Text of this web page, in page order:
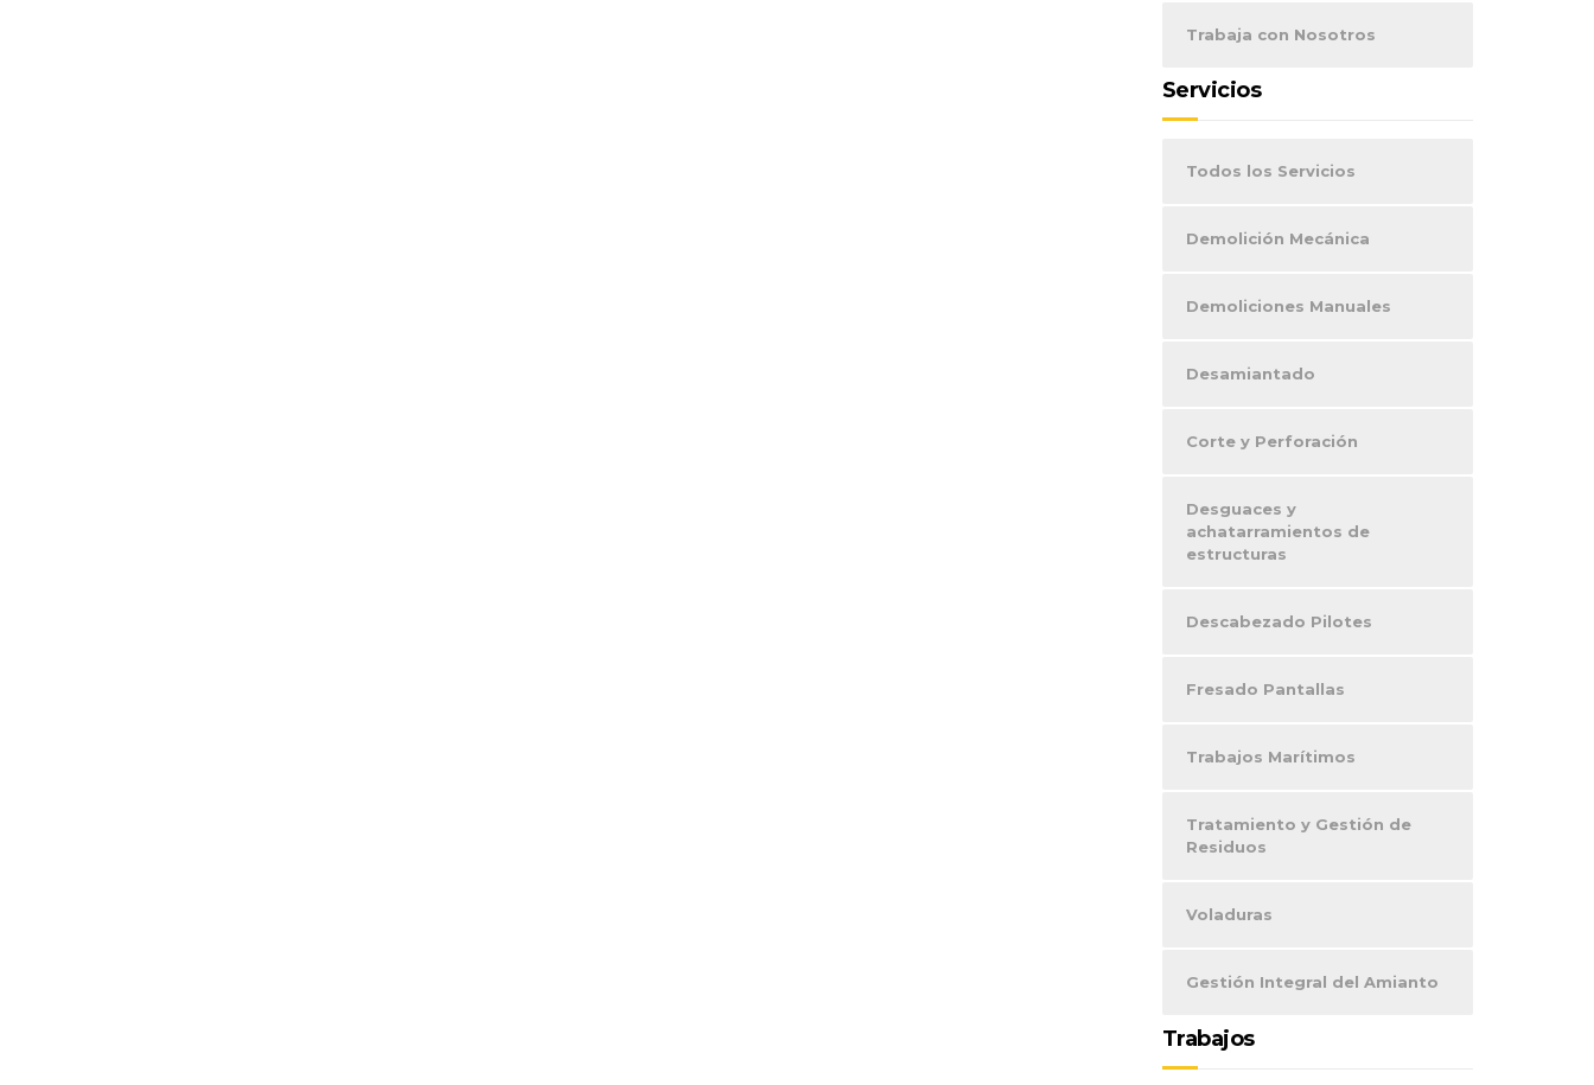
Trabaja con Nosotros
Servicios
Todos los Servicios
Demolición Mecánica
Demoliciones Manuales
Desamiantado
Corte y Perforación
Desguaces y
achatarramientos de
estructuras
Descabezado Pilotes
Fresado Pantallas
Trabajos Marítimos
Tratamiento y Gestión de
Residuos
Voladuras
Gestión Integral del Amianto
Trabajos